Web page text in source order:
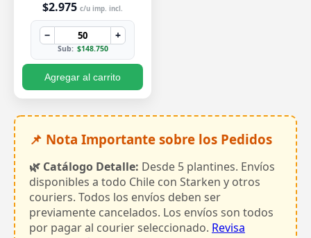
$2.975 c/u imp. incl.
− +
Sub: $148.750
Agregar al carrito
📌 Nota Importante sobre los Pedidos
🌿 Catálogo Detalle: Desde 5 plantines. Envíos
disponibles a todo Chile con Starken y otros
couriers. Todos los envíos deben ser
previamente cancelados. Los envíos son todos
por pagar al courier seleccionado. Revisa